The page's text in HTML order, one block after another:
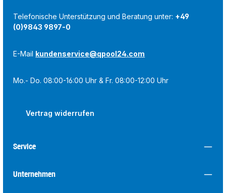
Telefonische Unterstützung und Beratung unter: +49
(0)9843 9897-0
E-Mail kundenservice@qpool24.com
Mo.- Do. 08:00-16:00 Uhr & Fr. 08:00-12:00 Uhr
Vertrag widerrufen
Service
Unternehmen